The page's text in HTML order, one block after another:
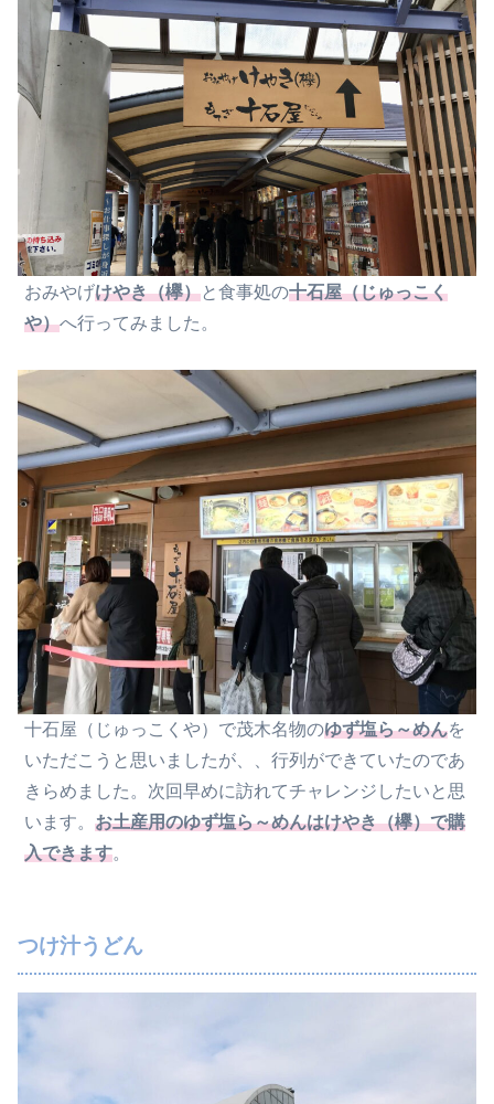
おみやげけやき（欅）と食事処の十石屋（じゅっこく
や）へ行ってみました。
十石屋（じゅっこくや）で茂木名物のゆず塩ら～めんを
いただこうと思いましたが、、行列ができていたのであ
きらめました。次回早めに訪れてチャレンジしたいと思
います。 お土産用のゆず塩ら～めんはけやき（欅）で購
入できます。
つけ汁うどん